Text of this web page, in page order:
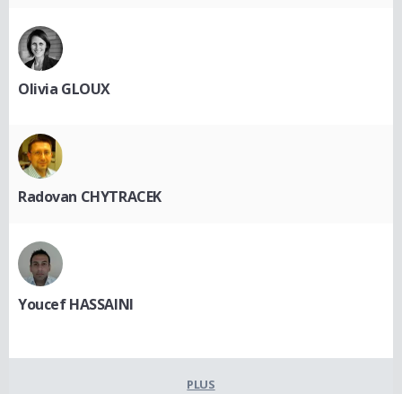
Olivia GLOUX
Radovan CHYTRACEK
Youcef HASSAINI
PLUS